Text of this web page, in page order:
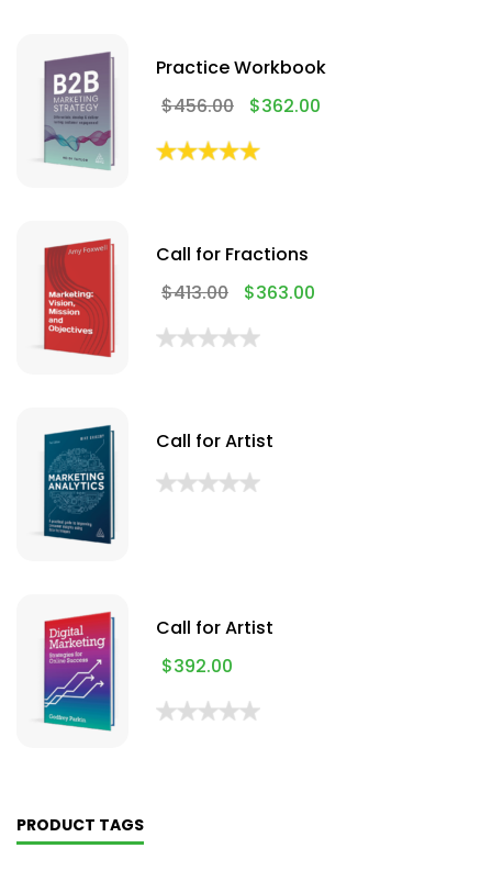
Practice Workbook
$456.00 $362.00
Call for Fractions
$413.00 $363.00
Call for Artist
Call for Artist
$392.00
PRODUCT TAGS